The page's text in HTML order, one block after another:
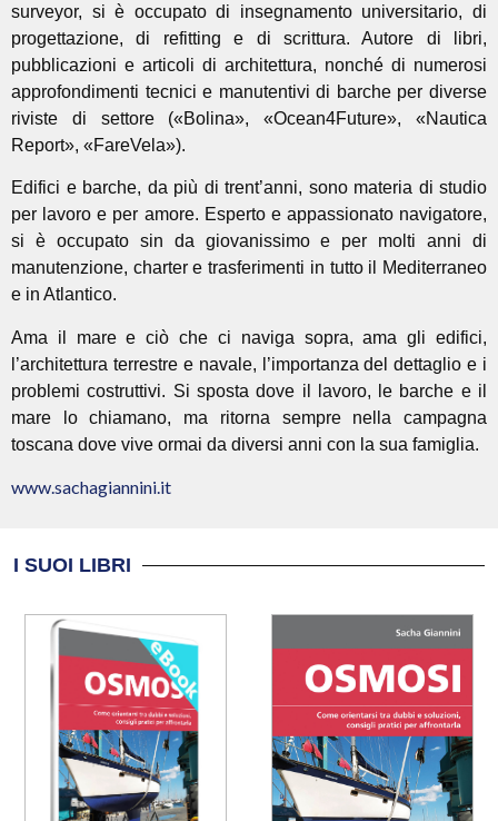
surveyor, si è occupato di insegnamento universitario, di
progettazione, di refitting e di scrittura. Autore di libri,
pubblicazioni e articoli di architettura, nonché di numerosi
approfondimenti tecnici e manutentivi di barche per diverse
riviste di settore («Bolina», «Ocean4Future», «Nautica
Report», «FareVela»).
Edifici e barche, da più di trent’anni, sono materia di studio
per lavoro e per amore. Esperto e appassionato navigatore,
si è occupato sin da giovanissimo e per molti anni di
manutenzione, charter e trasferimenti in tutto il Mediterraneo
e in Atlantico.
Ama il mare e ciò che ci naviga sopra, ama gli edifici,
l’architettura terrestre e navale, l’importanza del dettaglio e i
problemi costruttivi. Si sposta dove il lavoro, le barche e il
mare lo chiamano, ma ritorna sempre nella campagna
toscana dove vive ormai da diversi anni con la sua famiglia.
www.sachagiannini.it
I SUOI LIBRI